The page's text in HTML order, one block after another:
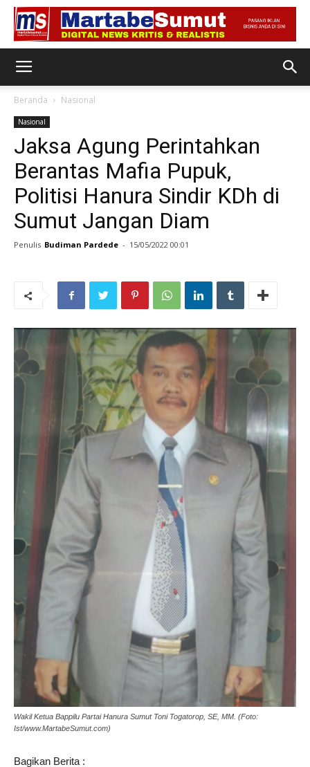
Beranda Nasional
Nasional
Jaksa Agung Perintahkan
Berantas Mafia Pupuk,
Politisi Hanura Sindir KDh di
Sumut Jangan Diam
Penulis Budiman Pardede - 15/05/2022 00:01
Wakil Ketua Bappilu Partai Hanura Sumut Toni Togatorop, SE, MM. (Foto:
Ist/www.MartabeSumut.com)
Bagikan Berita :